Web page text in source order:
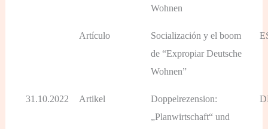
Wohnen
Artículo
Socialización y el boom
de “Expropiar Deutsche
Wohnen”
31.10.2022 Artikel
Doppelrezension:
„Planwirtschaft“ und